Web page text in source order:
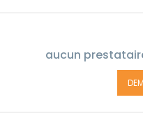
aucun